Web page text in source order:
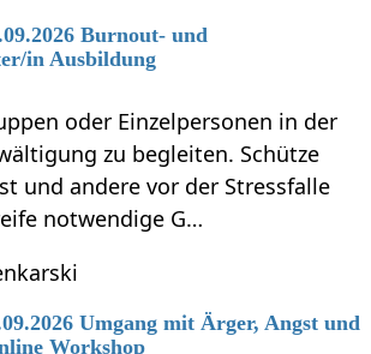
Burnout- und
in Ausbildung
oder Einzelpersonen in der
zu begleiten. Schütze
und andere vor der Stressfalle
notwendige G…
Umgang mit Ärger, Angst und
Workshop